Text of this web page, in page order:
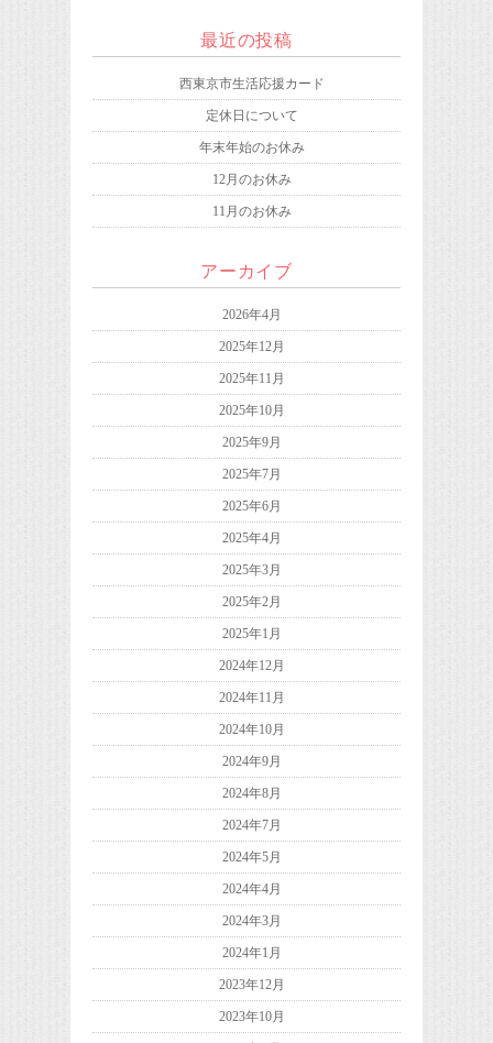
最近の投稿
西東京市生活応援カード
定休日について
年末年始のお休み
12月のお休み
11月のお休み
アーカイブ
2026年4月
2025年12月
2025年11月
2025年10月
2025年9月
2025年7月
2025年6月
2025年4月
2025年3月
2025年2月
2025年1月
2024年12月
2024年11月
2024年10月
2024年9月
2024年8月
2024年7月
2024年5月
2024年4月
2024年3月
2024年1月
2023年12月
2023年10月